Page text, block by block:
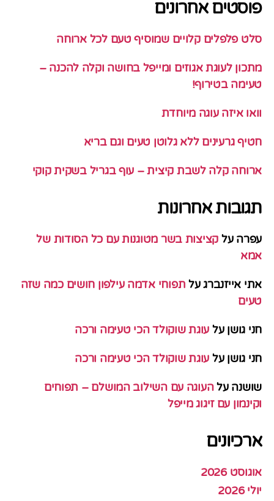
פוסטים אחרונים
סלט פלפלים קלויים שמוסיף טעם לכל ארוחה
מתכון לעוגת אגוזים ומייפל בחושה וקלה להכנה –
טעימה בטירוף!
וואו איזה עוגה מיוחדת
חטיף גרעינים ללא גלוטן טעים וגם בריא
ארוחה קלה לשבת קיצית – עוף בגריל בשקית קוקי
תגובות אחרונות
עפרה על קציצות בשר מטוגנות עם כל הסודות של
אמא
אתי אייזנברגעל תפוחי אדמה עילפון חושים כמה שזה
טעים
חני גושן על עוגת שוקולד הכי טעימה ורכה
חני גושן על עוגת שוקולד הכי טעימה ורכה
שושנה עלהעוגה עם השילוב המושלם – תפוחים
וקינמון עם זיגוג מייפל
ארכיונים
אוגוסט 2026
יולי 2026